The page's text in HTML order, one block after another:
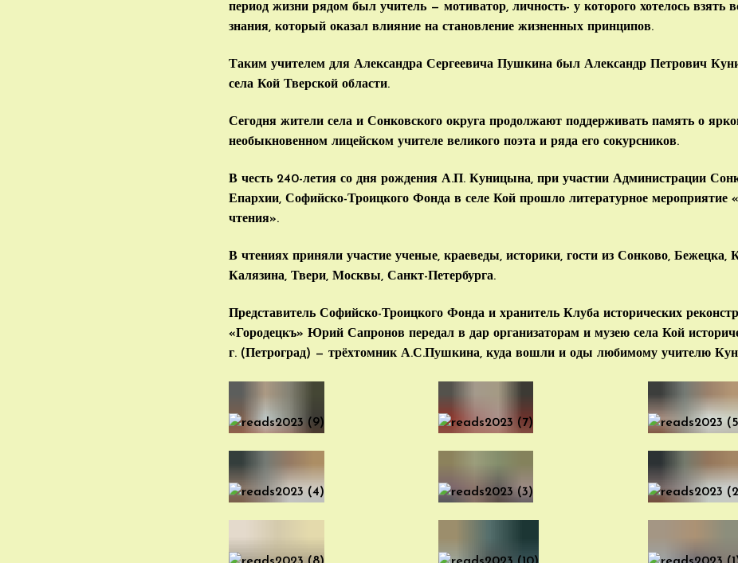
период жизни рядом был учитель — мотиватор, личность- у которого хотелось взять
знания, который оказал влияние на становление жизненных принципов.
Таким учителем для Александра Сергеевича Пушкина был Александр Петрович
села Кой Тверской области.
Сегодня жители села и Сонковского округа продолжают поддерживать память о
необыкновенном лицейском учителе великого поэта и ряда его сокурсников.
В честь 240-летия со дня рождения А.П. Куницына, при участии Администрации
Епархии, Софийско-Троицкого Фонда в селе Кой прошло литературное мероприятие
чтения».
В чтениях приняли участие ученые, краеведы, историки, гости из Сонково, Бежецка,
Калязина, Твери, Москвы, Санкт-Петербурга.
Представитель Софийско-Троицкого Фонда и хранитель Клуба исторических
«Городецкъ» Юрий Сапронов передал в дар организаторам и музею села Кой
г. (Петроград) — трёхтомник А.С.Пушкина, куда вошли и оды любимому учителю